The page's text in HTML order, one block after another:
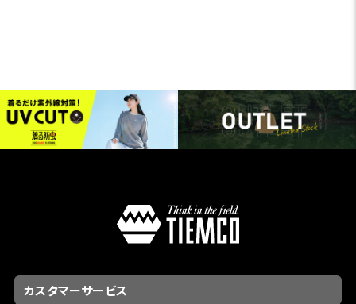
カスタマーサービス